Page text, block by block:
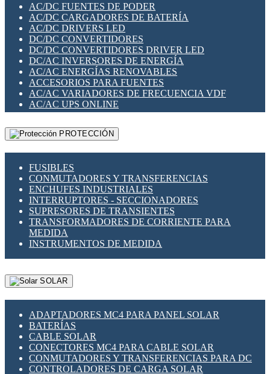
SWITCH Y MICROSWITCH
TARJETAS PI
UNIÓN Y DERIVACIÓN DE CABLE
PLACAS MODULARES IOT
SWITCHES Y REDES WIFI
SOLUCIONES IOT
SOLUCIONES LORAWAN
SOLUCIONES RED CELULAR
SEGURIDAD PARA REDES
SWITCHES LAN
TELEFONÍA IP (VOIP)
VIGILANCIA IP (CCTV)
MESHTASTIC
AC/DC FUENTES DE PODER
AC/DC CARGADORES DE BATERÍA
AC/DC DRIVERS LED
DC/DC CONVERTIDORES
DC/DC CONVERTIDORES DRIVER LED
DC/AC INVERSORES DE ENERGÍA
AC/AC ENERGÍAS RENOVABLES
ACCESORIOS PARA FUENTES
AC/AC VARIADORES DE FRECUENCIA VDF
AC/AC UPS ONLINE
PROTECCIÓN
FUSIBLES
CONMUTADORES Y TRANSFERENCIAS
ENCHUFES INDUSTRIALES
INTERRUPTORES - SECCIONADORES
SUPRESORES DE TRANSIENTES
TRANSFORMADORES DE CORRIENTE PARA
MEDIDA
INSTRUMENTOS DE MEDIDA
SOLAR
ADAPTADORES MC4 PARA PANEL SOLAR
BATERÍAS
CABLE SOLAR
CONECTORES MC4 PARA CABLE SOLAR
CONMUTADORES Y TRANSFERENCIAS PARA DC
CONTROLADORES DE CARGA SOLAR